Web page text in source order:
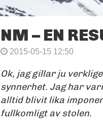
NM – EN
2015-05-15 12:50
Ok, jag gillar ju
synnerhet. Jag har
alltid blivit lika
fullkomligt av stolen.